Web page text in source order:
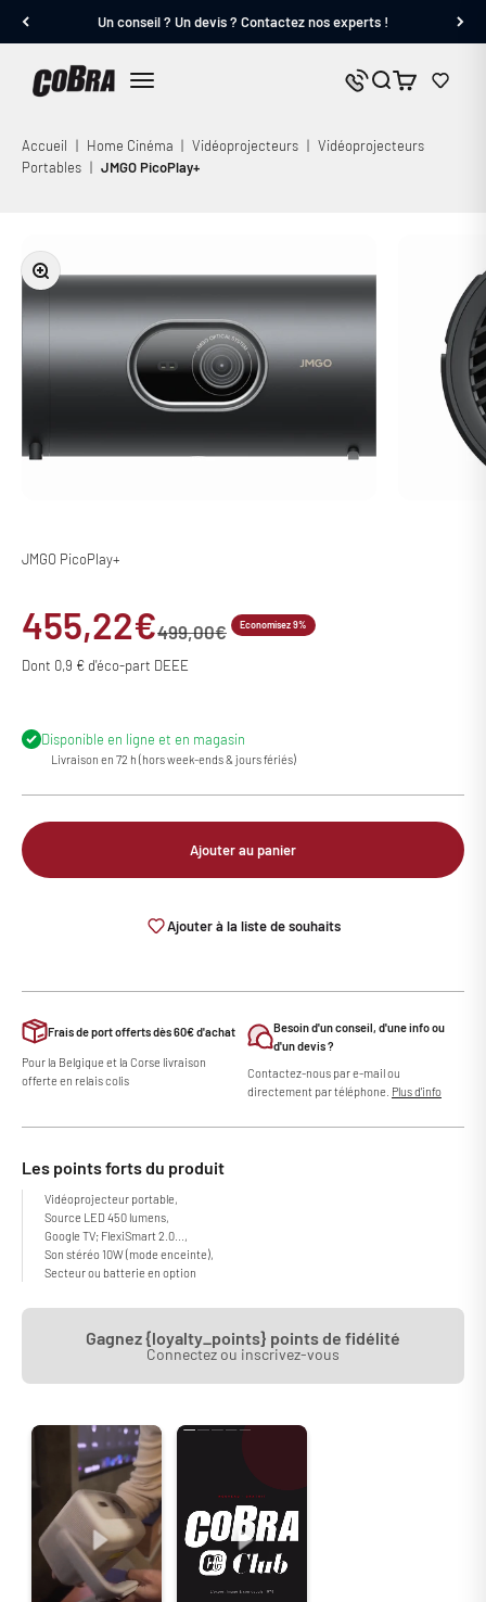
Un conseil ? Un devis ? Contactez nos experts !
Cobra.fr
Nous contacter
Panier
Accueil | Home Cinéma | Vidéoprojecteurs | Vidéoprojecteurs
Portables | JMGO PicoPlay+
Zoomer sur l'image
JMGO PicoPlay+
Prix de vente
455,22€Prix normal
499,00€ Economisez 9%
Dont 0,9 € d'éco-part DEEE
Disponible en ligne et en magasin
Livraison en 72 h (hors week-ends & jours fériés)
Ajouter au panier
Ajouter à la liste de souhaits
Frais de port offerts dès 60€ d'achat
Pour la Belgique et la Corse livraison
offerte en relais colis
Besoin d'un conseil, d'une info ou
d'un devis ?
Contactez-nous par e-mail ou
directement par téléphone. Plus d'info
Les points forts du produit
Vidéoprojecteur portable,
Source LED 450 lumens,
Google TV; FlexiSmart 2.0...,
Son stéréo 10W (mode enceinte),
Secteur ou batterie en option
Gagnez {loyalty_points} points de fidélité
Connectez ou inscrivez-vous